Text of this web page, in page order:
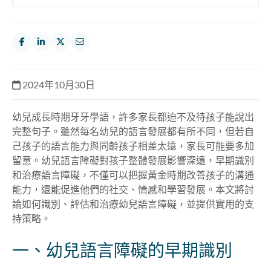
2024年10月30日
幼兒成長時期牙牙學語，許多家長都迫不及待孩子能說出
完整句子。雖然每名幼兒的語言發展都有所不同，但若自
己孩子的語言能力與同齡孩子相差太遠，家長可能要多加
留意。幼兒語言障礙對孩子整體發展影響深遠，早期識別
和治療語言障礙，不僅可以把握黃金時期改善孩子的溝通
能力，還能促進他們的社交、情感和學習發展。本文將討
論如何識別、評估和治療幼兒語言障礙，並提供實用的支
持策略。
一、幼兒語言障礙的早期識別